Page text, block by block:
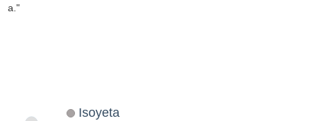
a."
Isoyeta